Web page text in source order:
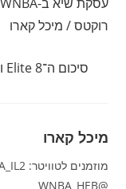
נוספים
רוקטס / מיכל קארו
סיכום ה־Elite 8 והקרבות שמחכים בפיינל פור / מיכל קארו
מיכל קארו
@WNBA_HEB